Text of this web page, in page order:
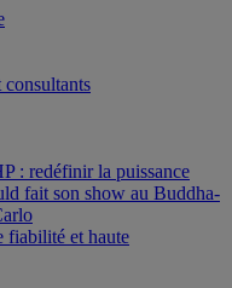
consultants
: redéfinir la puissance
fait son show au Buddha-
fiabilité et haute